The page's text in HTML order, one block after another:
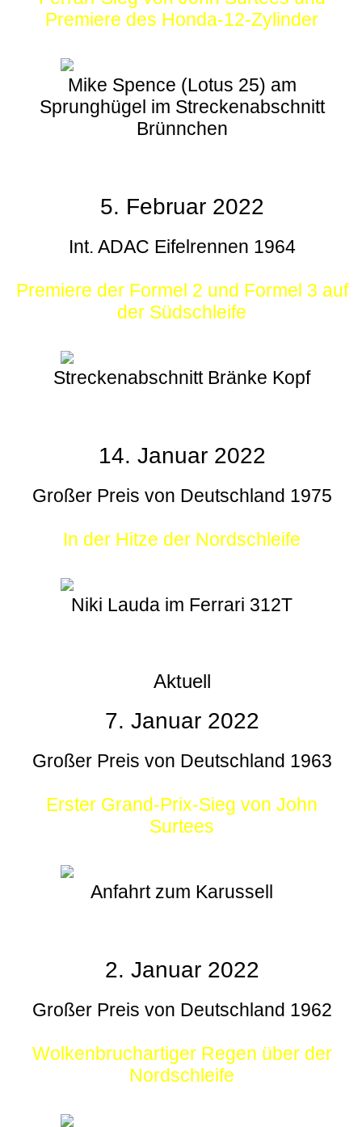
Premiere des Honda-12-Zylinder
Mike Spence (Lotus 25) am
Sprunghügel im Streckenabschnitt
Brünnchen
5. Februar 2022
Int. ADAC Eifelrennen 1964
Premiere der Formel 2 und Formel 3 auf
der Südschleife
Streckenabschnitt Bränke Kopf
14. Januar 2022
Großer Preis von Deutschland 1975
In der Hitze der Nordschleife
Niki Lauda im Ferrari 312T
Aktuell
7. Januar 2022
Großer Preis von Deutschland 1963
Erster Grand-Prix-Sieg von John
Surtees
Anfahrt zum Karussell
2. Januar 2022
Großer Preis von Deutschland 1962
Wolkenbruchartiger Regen über der
Nordschleife